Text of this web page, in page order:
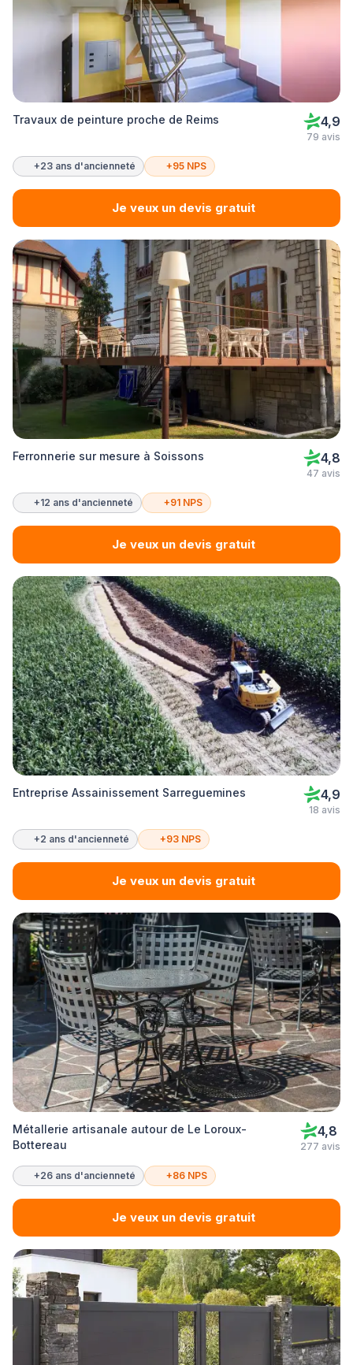
Travaux de peinture proche de Reims 4,9
79 avis
+23 ans d'ancienneté +95 NPS
Je veux un devis gratuit
Ferronnerie sur mesure à Soissons 4,8
47 avis
+12 ans d'ancienneté +91 NPS
Je veux un devis gratuit
Entreprise Assainissement Sarreguemines 4,9
18 avis
+2 ans d'ancienneté +93 NPS
Je veux un devis gratuit
Métallerie artisanale autour de Le Loroux-
Bottereau
4,8
277 avis
+26 ans d'ancienneté +86 NPS
Je veux un devis gratuit